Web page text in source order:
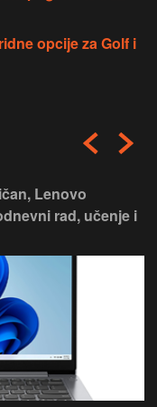
opcije za Golf i
Lenovo
rad, učenje i